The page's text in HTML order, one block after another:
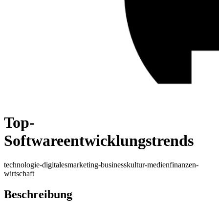
Top-
Softwareentwicklungstrends
technologie-digitalesmarketing-businesskultur-medienfinanzen-
wirtschaft
Beschreibung